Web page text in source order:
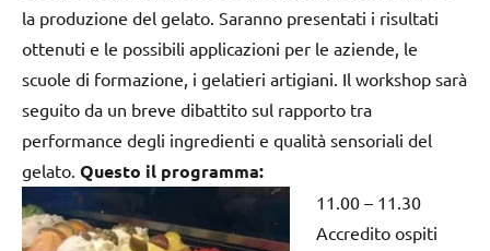
la produzione del gelato. Saranno presentati i risultati
ottenuti e le possibili applicazioni per le aziende, le
scuole di formazione, i gelatieri artigiani. Il workshop sarà
seguito da un breve dibattito sul rapporto tra
performance degli ingredienti e qualità sensoriali del
gelato. Questo il programma:
11.00 – 11.30
Accredito ospiti